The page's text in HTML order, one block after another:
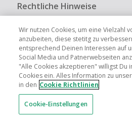
Rechtliche Hinweise
Globale Websites UK US CN
Wir nutzen Cookies, um eine Vielzahl
anzubeiten, diese stetitg zu
entsprechend Deinen Interessen auf
Social Media und Patnerwebseiten
"Alle Cookies akzeptieren" willigst Du
Cookies ein. Alles Information zu
in den Cookie Richtlinien
Cookie-Einstellungen